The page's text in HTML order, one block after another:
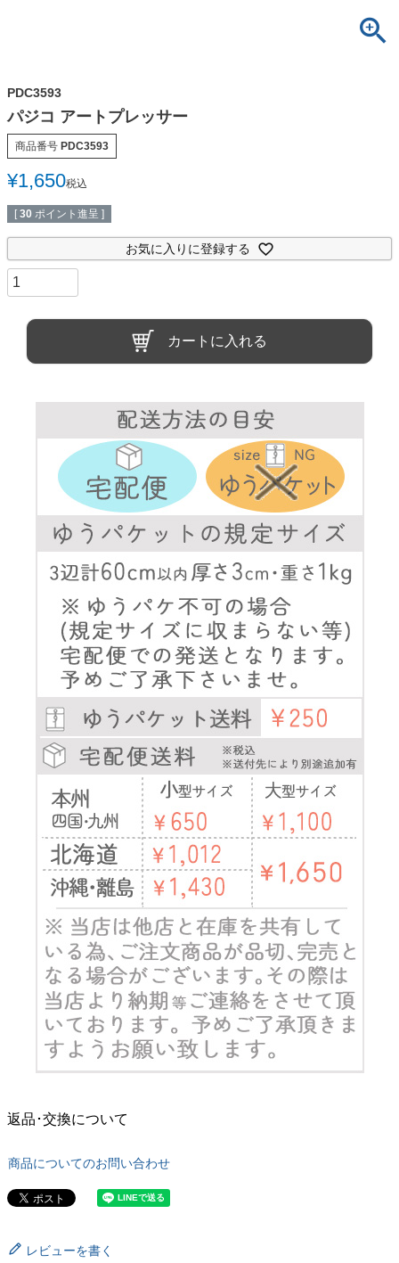
PDC3593
パジコ アートプレッサー
商品番号 PDC3593
¥1,650税込
[ 30 ポイント進呈 ]
お気に入りに登録する
カートに入れる
返品･交換について
商品についてのお問い合わせ
レビューを書く